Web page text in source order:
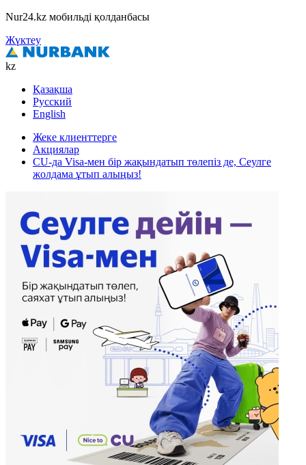
Nur24.kz мобильді қолданбасы
Жүктеу
kz
Қазақша
Русский
English
Жеке клиенттерге
Акциялар
CU-да Visa-мен бір жақындатып төлепіз де, Сеулге
жолдама ұтып алыңыз!